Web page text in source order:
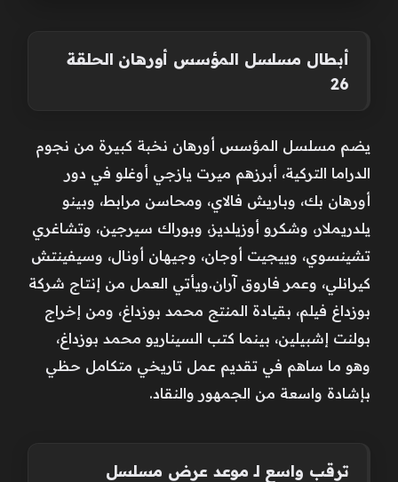
أبطال مسلسل المؤسس أورهان الحلقة
26
يضم مسلسل المؤسس أورهان نخبة كبيرة من نجوم
الدراما التركية، أبرزهم ميرت يازجي أوغلو في دور
أورهان بك، وباريش فالاي، ومحاسن مرابط، وبينو
يلدريملار، وشكرو أوزيلديز، وبوراك سيرجين، وتشاغري
تشينسوي، وييجيت أوجان، وجيهان أونال، وسيفينتش
كيرانلي، وعمر فاروق آران.ويأتي العمل من إنتاج شركة
بوزداغ فيلم، بقيادة المنتج محمد بوزداغ، ومن إخراج
بولنت إشبيلين، بينما كتب السيناريو محمد بوزداغ،
وهو ما ساهم في تقديم عمل تاريخي متكامل حظي
بإشادة واسعة من الجمهور والنقاد.
ترقب واسع لـ موعد عرض مسلسل